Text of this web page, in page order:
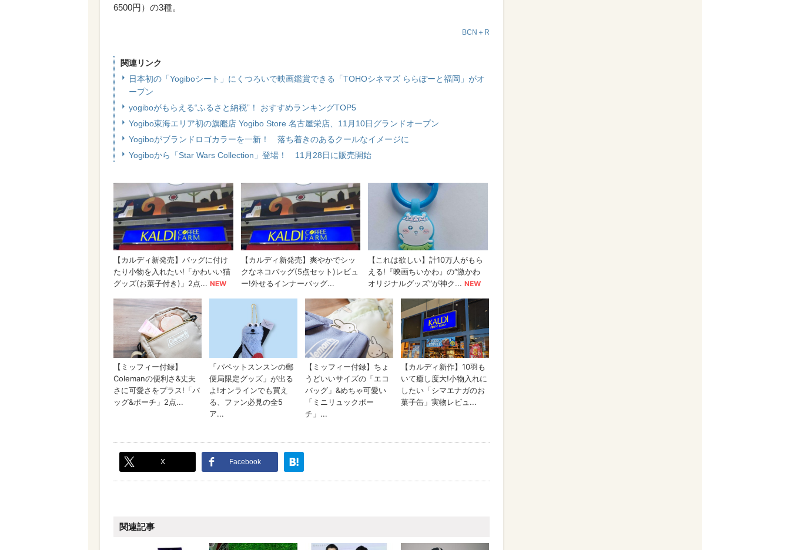
6500円）の3種。
BCN＋R
関連リンク
日本初の「Yogiboシート」にくつろいで映画鑑賞できる「TOHOシネマズ ららぽーと福岡」がオ
ープン
yogiboがもらえる“ふるさと納税”！ おすすめランキングTOP5
Yogibo東海エリア初の旗艦店 Yogibo Store 名古屋栄店、11月10日グランドオープン
Yogiboがブランドロゴカラーを一新！ 落ち着きのあるクールなイメージに
Yogiboから「Star Wars Collection」登場！ 11月28日に販売開始
X Facebook
関連記事